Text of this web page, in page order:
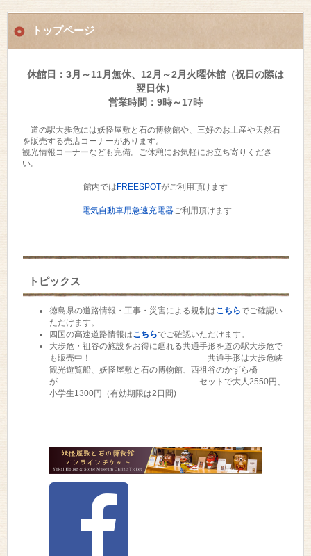
トップページ
休館日：3月～11月無休、12月～2月火曜休館（祝日の際は
翌日休）
営業時間：9時～17時
道の駅大歩危には妖怪屋敷と石の博物館や、三好のお土産や天然石
を販売する売店コーナーがあります。
観光情報コーナーなども完備。ご休憩にお気軽にお立ち寄りくださ
い。
館内ではFREESPOTがご利用頂けます
電気自動車用急速充電器ご利用頂けます
トピックス
徳島県の道路情報・工事・災害による規制はこちらでご確認い
ただけます。
四国の高速道路情報はこちらでご確認いただけます。
大歩危・祖谷の施設をお得に廻れる共通手形を道の駅大歩危で
も販売中！ 共通手形は大歩危峡
観光遊覧船、妖怪屋敷と石の博物館、西祖谷のかずら橋
が セットで大人2550円、
小学生1300円（有効期限は2日間)